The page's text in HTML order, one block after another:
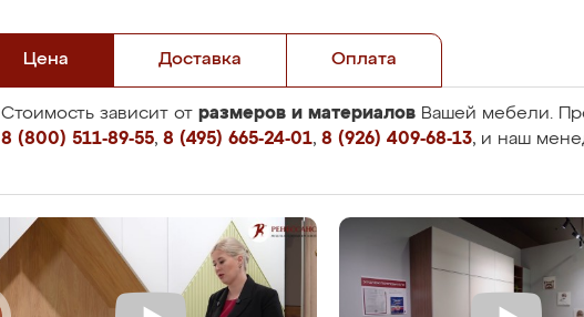
Цена Доставка Оплата
Стоимость зависит от размеров и материалов Вашей мебели.
8 (800) 511-89-55, 8 (495) 665-24-01, 8 (926) 409-68-13, и наш